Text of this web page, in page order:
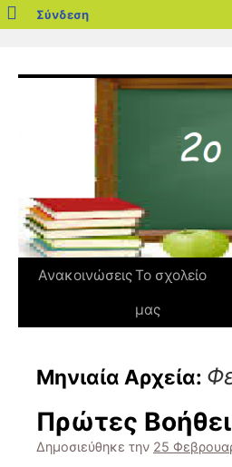
blogs.sch.gr
Σύνδεση
ΑνακοινώσειςΤο σχολείο
μας
Μηνιαία Αρχεία:
Πρώτες
Δημοσιεύθηκε την 25